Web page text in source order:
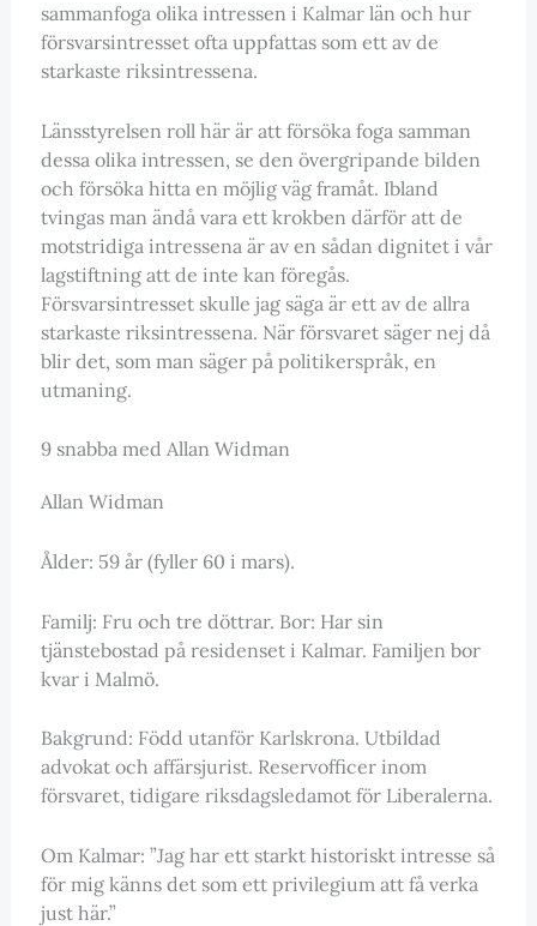
sammanfoga olika intressen i Kalmar län och hur
försvarsintresset ofta uppfattas som ett av de
starkaste riksintressena.
Länsstyrelsen roll här är att försöka foga samman
dessa olika intressen, se den övergripande bilden
och försöka hitta en möjlig väg framåt. Ibland
tvingas man ändå vara ett krokben därför att de
motstridiga intressena är av en sådan dignitet i vår
lagstiftning att de inte kan föregås.
Försvarsintresset skulle jag säga är ett av de allra
starkaste riksintressena. När försvaret säger nej då
blir det, som man säger på politikerspråk, en
utmaning.
9 snabba med Allan Widman
Allan Widman
Ålder: 59 år (fyller 60 i mars).
Familj: Fru och tre döttrar. Bor: Har sin
tjänstebostad på residenset i Kalmar. Familjen bor
kvar i Malmö.
Bakgrund: Född utanför Karlskrona. Utbildad
advokat och affärsjurist. Reservofficer inom
försvaret, tidigare riksdagsledamot för Liberalerna.
Om Kalmar: ”Jag har ett starkt historiskt intresse så
för mig känns det som ett privilegium att få verka
just här.”